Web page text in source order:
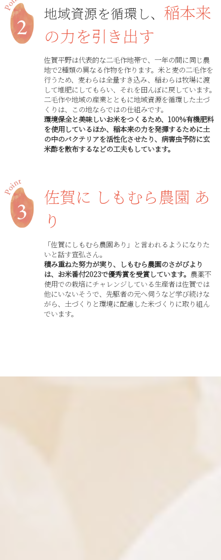
地域資源を循環し、 稲本来
の力を引き出す
佐賀平野は代表的な二毛作地帯で、一年の間に同じ農
地で2種類の異なる作物を作ります。米と麦の二毛作を
行うため、麦わらは全量すき込み、稲わらは牧場に渡
して堆肥にしてもらい、それを田んぼに戻しています。
二毛作や地域の産業とともに地域資源を循環した土づ
くりは、この地ならではの仕組みです。
環境保全と美味しいお米をつくるため、100%有機肥料
を使用しているほか、稲本来の力を発揮するために土
の中のバクテリアを活性化させたり、病害虫予防に玄
米酢を散布するなどの工夫もしています。
佐賀に しもむら農園 あ
り
「佐賀にしもむら農園あり」と言われるようになりた
いと話す宣弘さん。
積み重ねた努力が実り、しもむら農園のさがびより
は、お米番付2023で優秀賞を受賞しています。 農薬不
使用での栽培にチャレンジしている生産者は佐賀では
他にいないそうで、先駆者の元へ伺うなど学び続けな
がら、土づくりと環境に配慮した米づくりに取り組ん
でいます。